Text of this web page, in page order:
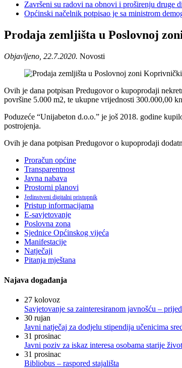
Završeni su radovi na obnovi i proširenju
Općinski načelnik potpisao je sa ministrom
Prodaja zemljišta u Poslovnoj
Objavljeno, 22.7.2020. Novosti
Ovih je dana potpisan Predugovor o kupoprodaji
površine 5.000 m2, te ukupne vrijednosti 300.000,00
Poduzeće “Unijabeton d.o.o.” je još 2018. godine
postrojenja.
Ovih je dana potpisan Predugovor o kupoprodaji
Proračun općine
Transparentnost
Javna nabava
Prostorni planovi
Jedinstveni digitalni pristupnik
Pristup informacijama
E-savjetovanje
Poslovna zona
Sjednice Općinskog vijeća
Manifestacije
Natječaji
Pitanja mještana
Najava događanja
27 kolovoz
Savjetovanje sa zainteresiranom javnošću –
30 rujan
Javni natječaj za dodjelu stipendija učenicima
31 prosinac
Javni poziv za iskaz interesa osobama starije
31 prosinac
Bibliobus – raspored stajališta